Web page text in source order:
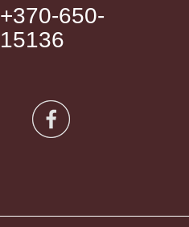
+370-650-
15136